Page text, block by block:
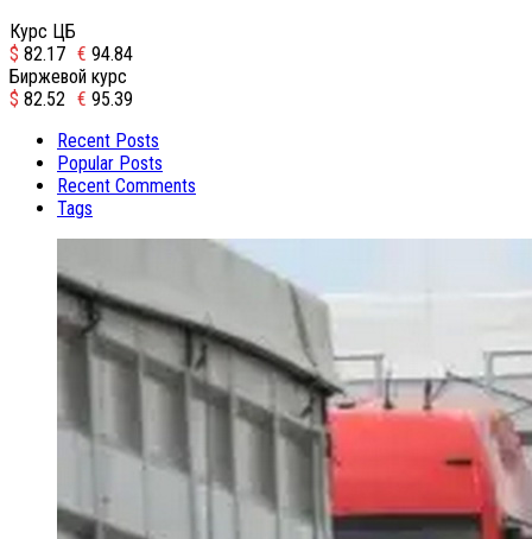
Курс ЦБ
$ 82.17 € 94.84
Биржевой курс
$ 82.52 € 95.39
Recent Posts
Popular Posts
Recent Comments
Tags